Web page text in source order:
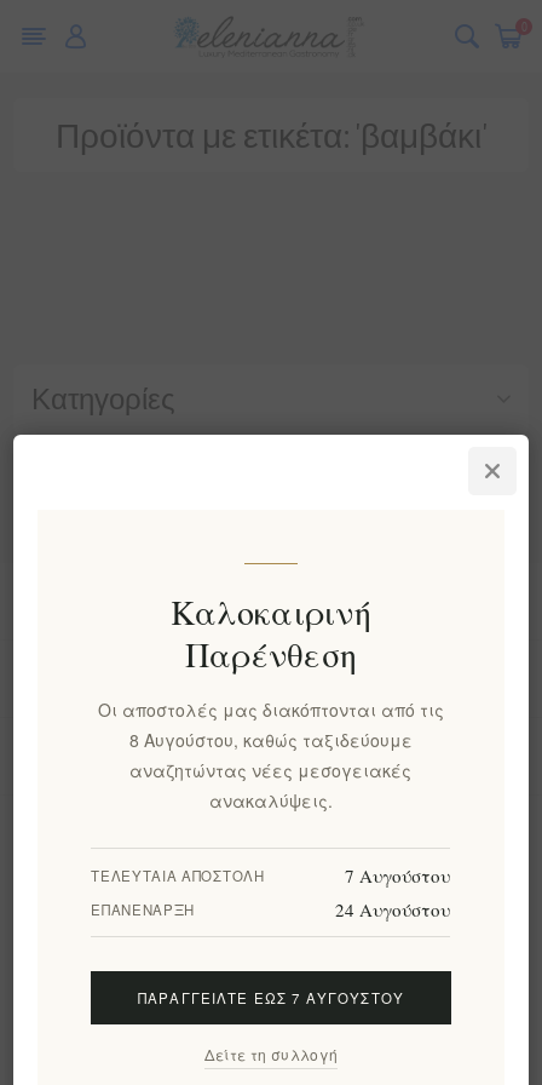
0
Κατηγορίες
Προϊόντα με ετικέτα: 'βαμβάκι'
Πληροφορίες
Ο λογαριασμός μου
Εργαλεία σελίδας
Ακολουθήστε μας
Καλοκαιρινή
Παρένθεση
Οι αποστολές μας διακόπτονται από τις
8 Αυγούστου, καθώς ταξιδεύουμε
αναζητώντας νέες μεσογειακές
ανακαλύψεις.
ΤΕΛΕΥΤΑΊΑ ΑΠΟΣΤΟΛΉ 7 Αυγούστου
ΕΠΑΝΈΝΑΡΞΗ 24 Αυγούστου
ΠΑΡΑΓΓΕΊΛΤΕ ΈΩΣ 7 ΑΥΓΟΎΣΤΟΥ
Δείτε τη συλλογή